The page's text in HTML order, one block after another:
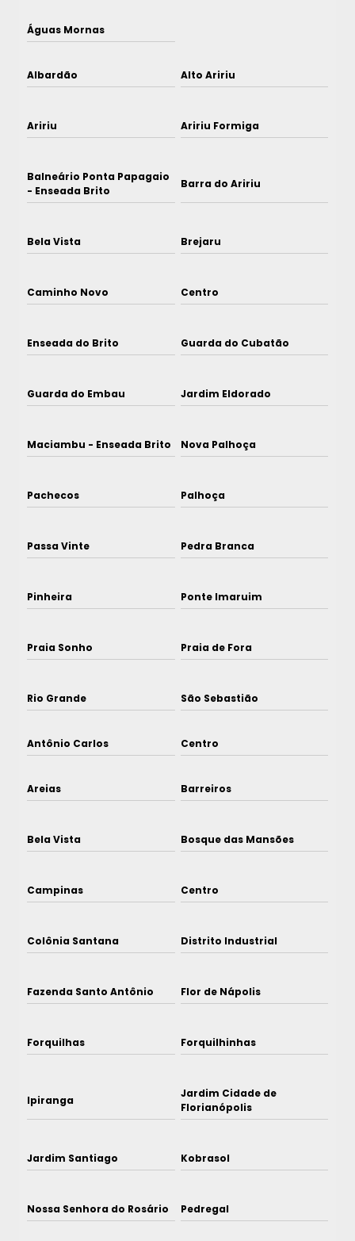
Águas Mornas
Albardão Alto Aririu
Aririu Aririu Formiga
Balneário Ponta Papagaio
- Enseada Brito
Barra do Aririu
Bela Vista Brejaru
Caminho Novo Centro
Enseada do Brito Guarda do Cubatão
Guarda do Embau Jardim Eldorado
Maciambu - Enseada Brito Nova Palhoça
Pachecos Palhoça
Passa Vinte Pedra Branca
Pinheira Ponte Imaruim
Praia Sonho Praia de Fora
Rio Grande São Sebastião
Antônio Carlos Centro
Areias Barreiros
Bela Vista Bosque das Mansões
Campinas Centro
Colônia Santana Distrito Industrial
Fazenda Santo Antônio Flor de Nápolis
Forquilhas Forquilhinhas
Ipiranga
Jardim Cidade de
Florianópolis
Jardim Santiago Kobrasol
Nossa Senhora do Rosário Pedregal